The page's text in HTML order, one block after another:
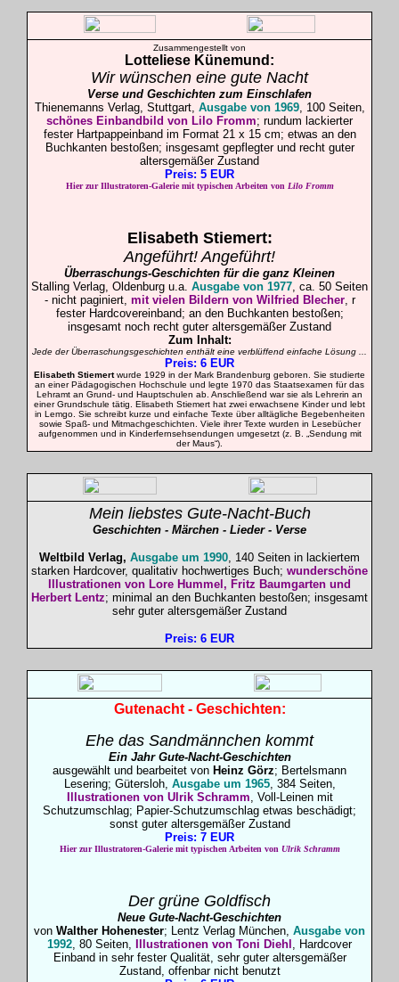
Zusammengestellt von
Lotteliese Künemund:
Wir wünschen eine gute Nacht
Verse und Geschichten zum Einschlafen
Thienemanns Verlag, Stuttgart, Ausgabe von 1969, 100 Seiten,
schönes Einbandbild von Lilo Fromm; rundum lackierter
fester Hartpappeinband im Format 21 x 15 cm; etwas an den
Buchkanten bestoßen; insgesamt gepflegter und recht guter
altersgemäßer Zustand
Preis: 5 EUR
Hier zur Illustratoren-Galerie mit typischen Arbeiten von Lilo Fromm
Elisabeth Stiemert:
Angeführt! Angeführt!
Überraschungs-Geschichten für die ganz Kleinen
Stalling Verlag, Oldenburg u.a. Ausgabe von 1977, ca. 50 Seiten
- nicht paginiert, mit vielen Bildern von Wilfried Blecher, r
fester Hardcovereinband; an den Buchkanten bestoßen;
insgesamt noch recht guter altersgemäßer Zustand
Zum Inhalt:
Jede der Überraschungsgeschichten enthält eine verblüffend einfache Lösung ...
Preis: 6 EUR
Elisabeth Stiemertwurde 1929 in der Mark Brandenburg geboren. Sie studierte
an einer Pädagogischen Hochschule und legte 1970 das Staatsexamen für das
Lehramt an Grund- und Hauptschulen ab. Anschließend war sie als Lehrerin an
einer Grundschule tätig. Elisabeth Stiemert hat zwei erwachsene Kinder und lebt
in Lemgo. Sie schreibt kurze und einfache Texte über alltägliche Begebenheiten
sowie Spaß- und Mitmachgeschichten. Viele ihrer Texte wurden in Lesebücher
aufgenommen und in Kinderfernsehsendungen umgesetzt (z. B. „Sendung mit
der Maus“).
Mein liebstes Gute-Nacht-Buch
Geschichten - Märchen - Lieder - Verse
Weltbild Verlag, Ausgabe um 1990, 140 Seiten in lackiertem
starken Hardcover, qualitativ hochwertiges Buch; wunderschöne
Illustrationen von Lore Hummel, Fritz Baumgarten und
Herbert Lentz; minimal an den Buchkanten bestoßen; insgesamt
sehr guter altersgemäßer Zustand
Preis: 6 EUR
Gutenacht - Geschichten:
Ehe das Sandmännchen kommt
Ein Jahr Gute-Nacht-Geschichten
ausgewählt und bearbeitet von Heinz Görz; Bertelsmann
Lesering; Gütersloh, Ausgabe um 1965, 384 Seiten,
Illustrationen von Ulrik Schramm, Voll-Leinen mit
Schutzumschlag; Papier-Schutzumschlag etwas beschädigt;
sonst guter altersgemäßer Zustand
Preis: 7 EUR
Hier zur Illustratoren-Galerie mit typischen Arbeiten von Ulrik Schramm
Der grüne Goldfisch
Neue Gute-Nacht-Geschichten
von Walther Hohenester; Lentz Verlag München, Ausgabe von
1992, 80 Seiten, Illustrationen von Toni Diehl , Hardcover
Einband in sehr fester Qualität, sehr guter altersgemäßer
Zustand, offenbar nicht benutzt